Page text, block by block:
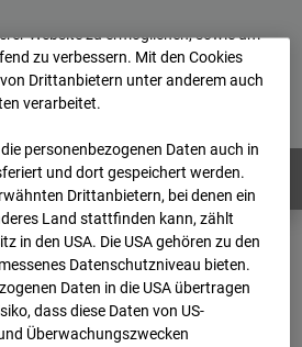
Impressum
Login
Länder
BMTI Werkstatthalle Garching
07 08 16:30
Website zu ermöglichen, sowie um
zu verbessern. Mit den Cookies
Drittanbietern unter anderem auch
verarbeitet.
personenbezogenen Daten auch in
und dort gespeichert werden.
Drittanbietern, bei denen ein
Land stattfinden kann, zählt
in den USA. Die USA gehören zu den
Datenschutzniveau bieten.
Daten in die USA übertragen
dass diese Daten von US-
Überwachungszwecken